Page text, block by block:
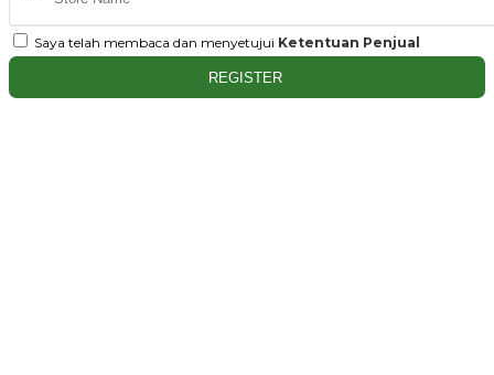
Saya telah membaca dan menyetujui Ketentuan Penjual
REGISTER